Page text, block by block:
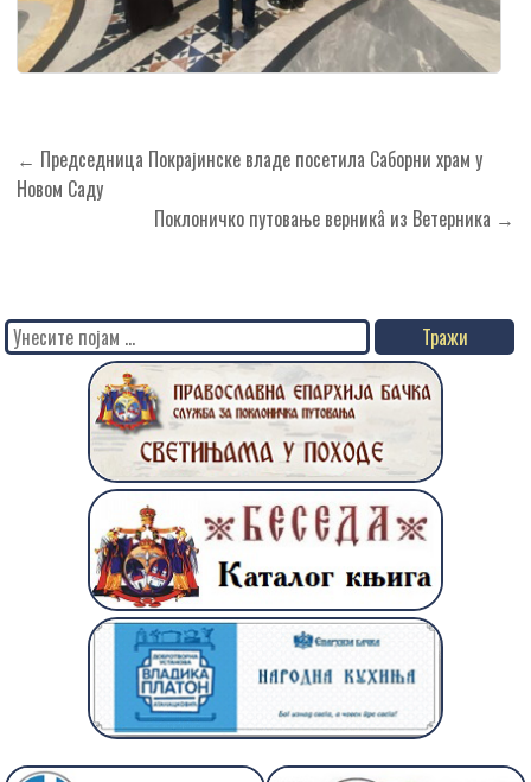
Кретање
чланка
← Председница Покрајинске владе посетила Саборни храм у
Новом Саду
Поклоничко путовање верникâ из Ветерника →
Search
for: